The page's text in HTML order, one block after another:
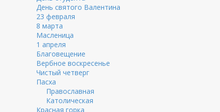
День святого Валентина
23 февраля
8 марта
Масленица
1 апреля
Благовещение
Вербное воскресенье
Чистый четверг
Пасха
Православная
Католическая
Красная горка